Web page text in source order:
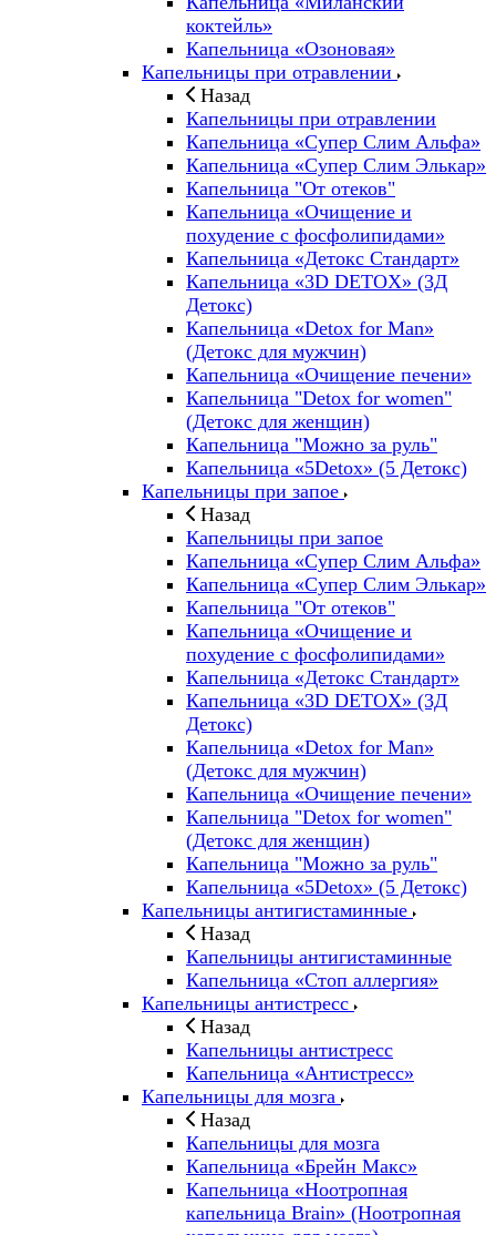
коктейль»
Капельница «Озоновая»
Капельницы при отравлении
Назад
Капельницы при отравлении
Капельница «Супер Слим Альфа»
Капельница «Супер Слим Элькар»
Капельница "От отеков"
Капельница «Очищение и
похудение с фосфолипидами»
Капельница «Детокс Стандарт»
Капельница «3D DETOX» (3Д
Детокс)
Капельница «Detox for Man»
(Детокс для мужчин)
Капельница «Очищение печени»
Капельница "Detox for women"
(Детокс для женщин)
Капельница "Можно за руль"
Капельница «5Detox» (5 Детокс)
Капельницы при запое
Назад
Капельницы при запое
Капельница «Супер Слим Альфа»
Капельница «Супер Слим Элькар»
Капельница "От отеков"
Капельница «Очищение и
похудение с фосфолипидами»
Капельница «Детокс Стандарт»
Капельница «3D DETOX» (3Д
Детокс)
Капельница «Detox for Man»
(Детокс для мужчин)
Капельница «Очищение печени»
Капельница "Detox for women"
(Детокс для женщин)
Капельница "Можно за руль"
Капельница «5Detox» (5 Детокс)
Капельницы антигистаминные
Назад
Капельницы антигистаминные
Капельница «Стоп аллергия»
Капельницы антистресс
Назад
Капельницы антистресс
Капельница «Антистресс»
Капельницы для мозга
Назад
Капельницы для мозга
Капельница «Брейн Макс»
Капельница «Ноотропная
капельница Brain» (Ноотропная